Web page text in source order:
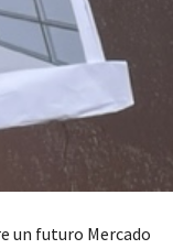
un futuro Mercado